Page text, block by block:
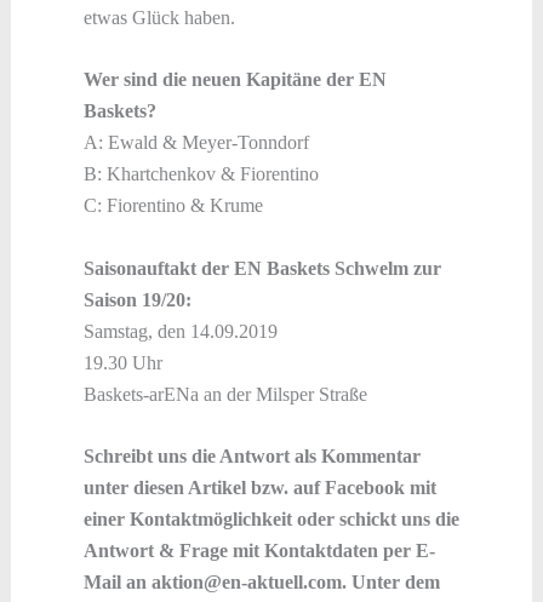
etwas Glück haben.
Wer sind die neuen Kapitäne der EN
Baskets?
A: Ewald & Meyer-Tonndorf
B: Khartchenkov & Fiorentino
C: Fiorentino & Krume
Saisonauftakt der EN Baskets Schwelm zur
Saison 19/20:
Samstag, den 14.09.2019
19.30 Uhr
Baskets-arENa an der Milsper Straße
Schreibt uns die Antwort als Kommentar
unter diesen Artikel bzw. auf Facebook mit
einer Kontaktmöglichkeit oder schickt uns die
Antwort & Frage mit Kontaktdaten per E-
Mail an aktion@en-aktuell.com. Unter dem